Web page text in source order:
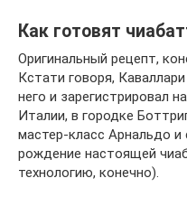
Как готовят
Оригинальный рецепт,
Кстати говоря,
него и зарегистрировал
Италии, в городке
мастер-класс Арнальдо и
рождение настоящей
технологию, конечно).